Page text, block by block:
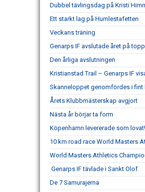
Dubbel tävlingsdag på Kristi
Ett starkt lag på Humlestafetten
Veckans träning
Genarps IF avslutade året på
Den årliga avslutningen
Kristianstad Trail – Genarps IF
Skanneloppet genomfördes i fint
Årets Klubbmästerskap avgjort
Nästa år börjar ta form
Köpenhamn levererade som lovat!
10 km road race World Masters
World Masters Athletics
Genarps IF tävlade i Sankt Olof
De 7 Samurajerna